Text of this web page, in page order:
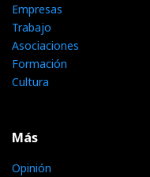
Empresas
Trabajo
Asociaciones
Formación
Cultura
Más
Opinión